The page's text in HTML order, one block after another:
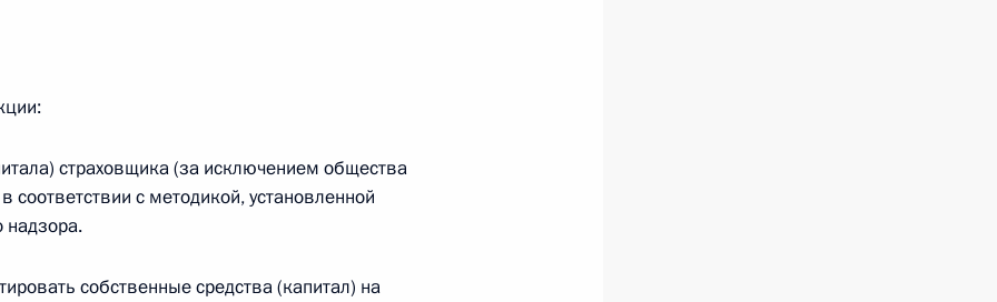
№ 268-ФЗ
«О пробации в Российской Федерации»
№ 267-ФЗ
закона «О благотворительной деятельности
страховщика (за исключением общества
соответствии с методикой, установленной
надзора.
собственные средства (капитал) на